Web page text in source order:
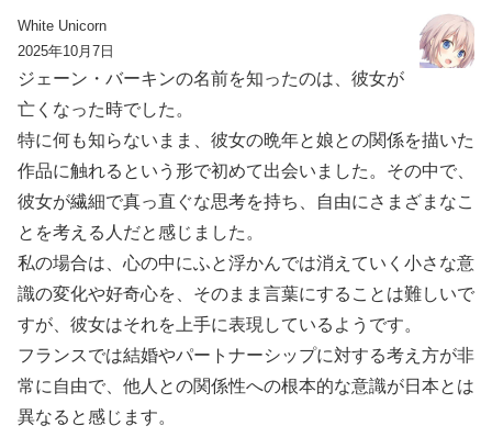
White Unicorn
2025年10月7日
ジェーン・バーキンの名前を知ったのは、彼女が
亡くなった時でした。
特に何も知らないまま、彼女の晩年と娘との関係を描いた
作品に触れるという形で初めて出会いました。その中で、
彼女が繊細で真っ直ぐな思考を持ち、自由にさまざまなこ
とを考える人だと感じました。
私の場合は、心の中にふと浮かんでは消えていく小さな意
識の変化や好奇心を、そのまま言葉にすることは難しいで
すが、彼女はそれを上手に表現しているようです。
フランスでは結婚やパートナーシップに対する考え方が非
常に自由で、他人との関係性への根本的な意識が日本とは
異なると感じます。